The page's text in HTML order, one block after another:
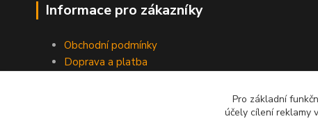
Informace pro zákazníky
Obchodní podmínky
Doprava a platba
Pro základní
účely cílení reklamy